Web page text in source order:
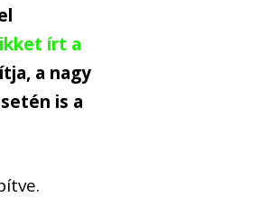
írt a
a nagy
is a